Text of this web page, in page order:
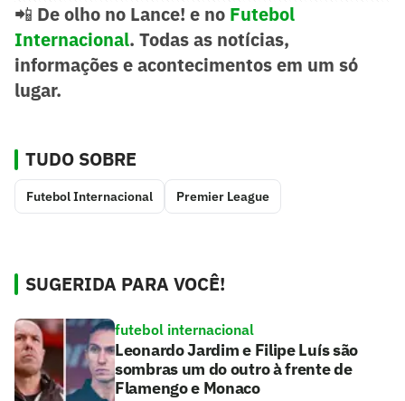
📲 De olho no Lance! e no Futebol
Internacional. Todas as notícias,
informações e acontecimentos em um só
lugar.
TUDO SOBRE
Futebol Internacional Premier League
SUGERIDA PARA VOCÊ!
futebol internacional
Leonardo Jardim e Filipe Luís são
sombras um do outro à frente de
Flamengo e Monaco